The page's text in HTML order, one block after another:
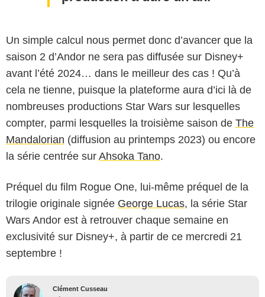
Un simple calcul nous permet donc d’avancer que la
saison 2 d’Andor ne sera pas diffusée sur Disney+
avant l’été 2024… dans le meilleur des cas ! Qu’à
cela ne tienne, puisque la plateforme aura d’ici là de
nombreuses productions Star Wars sur lesquelles
compter, parmi lesquelles la troisième saison de The
Mandalorian (diffusion au printemps 2023) ou encore
la série centrée sur Ahsoka Tano.
Préquel du film Rogue One, lui-même préquel de la
trilogie originale signée George Lucas, la série Star
Wars Andor est à retrouver chaque semaine en
exclusivité sur Disney+, à partir de ce mercredi 21
septembre !
Clément Cusseau